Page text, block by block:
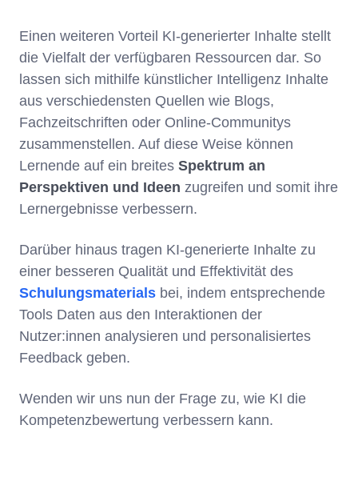
Einen weiteren Vorteil KI-generierter Inhalte stellt
die Vielfalt der verfügbaren Ressourcen dar. So
lassen sich mithilfe künstlicher Intelligenz Inhalte
aus verschiedensten Quellen wie Blogs,
Fachzeitschriften oder Online-Communitys
zusammenstellen. Auf diese Weise können
Lernende auf ein breites Spektrum an
Perspektiven und Ideen zugreifen und somit ihre
Lernergebnisse verbessern.
Darüber hinaus tragen KI-generierte Inhalte zu
einer besseren Qualität und Effektivität des
Schulungsmaterials bei, indem entsprechende
Tools Daten aus den Interaktionen der
Nutzer:innen analysieren und personalisiertes
Feedback geben.
Wenden wir uns nun der Frage zu, wie KI die
Kompetenzbewertung verbessern kann.